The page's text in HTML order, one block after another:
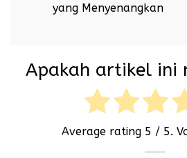
yang Menyenangkan
Apakah artikel ini
Average rating 5 / 5.